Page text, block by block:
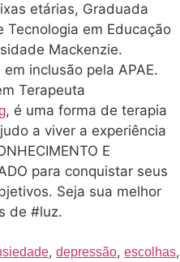
etárias, Graduada
Tecnologia em Educação
Mackenzie.
em inclusão pela APAE.
Terapeuta
, é uma forma de terapia
a viver a experiência
E
para conquistar seus
Seja sua melhor
de #luz.
, depressão, escolhas,